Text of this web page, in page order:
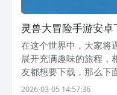
灵兽大冒险手游安
载链接指引
在这个世界中，大家将
展开充满趣味的旅程，
友都想要下载，那么下
址，大家点击下面链接
2026-03-05 14:57:36